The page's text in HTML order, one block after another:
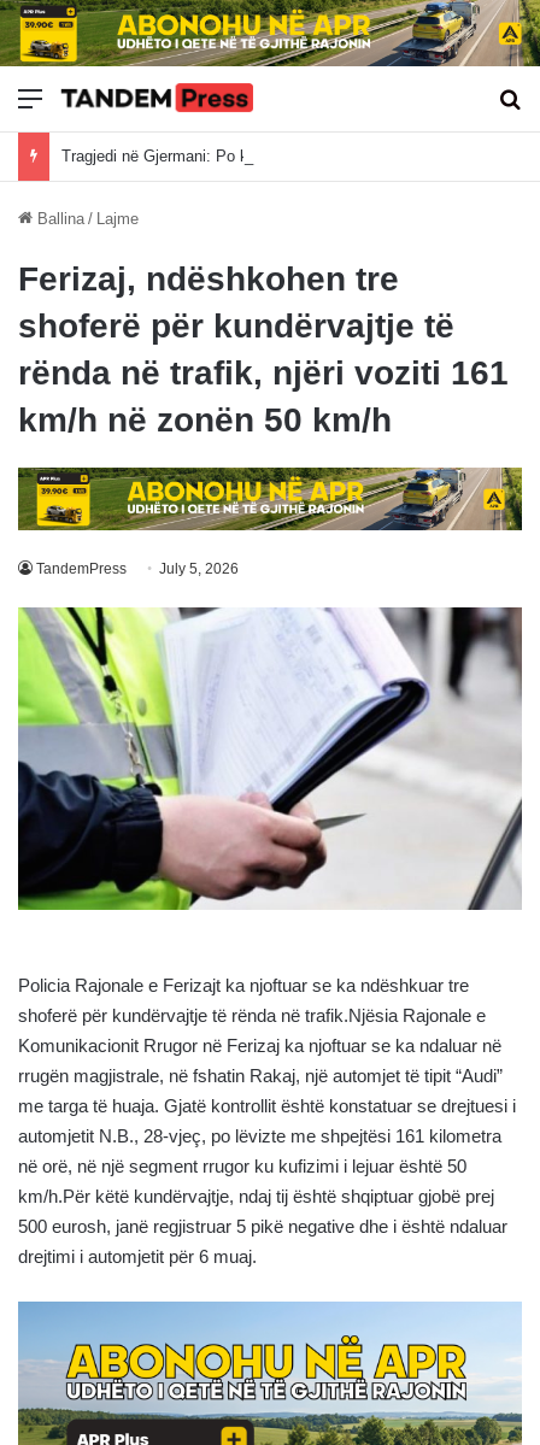
Meny
Ballina / Lajme
Ferizaj, ndëshkohen tre
shoferë për kundërvajtje të
rënda në trafik, njëri voziti 161
km/h në zonën 50 km/h
TandemPress July 5, 2026
Policia Rajonale e Ferizajt ka njoftuar se ka ndëshkuar tre
shoferë për kundërvajtje të rënda në trafik.Njësia Rajonale e
Komunikacionit Rrugor në Ferizaj ka njoftuar se ka ndaluar në
rrugën magjistrale, në fshatin Rakaj, një automjet të tipit “Audi”
me targa të huaja. Gjatë kontrollit është konstatuar se drejtuesi i
automjetit N.B., 28-vjeç, po lëvizte me shpejtësi 161 kilometra
në orë, në një segment rrugor ku kufizimi i lejuar është 50
km/h.Për këtë kundërvajtje, ndaj tij është shqiptuar gjobë prej
500 eurosh, janë regjistruar 5 pikë negative dhe i është ndaluar
drejtimi i automjetit për 6 muaj.